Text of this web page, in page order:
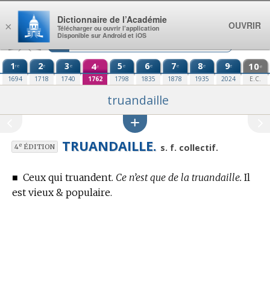
Aller au contenu
1re
1694
2e
1718
3e
1740
4e
1762
5e
1798
6e
1835
7e
1878
8e
1935
9e
2024
10e
E.C.
truandaille
4eÉDITION TRUANDAILLE. s. f. collectif.
■ Ceux qui truandent. Ce n’est que de la truandaille. Il
est vieux & populaire.
×
Dictionnaire de l’Académie
Télécharger ou ouvrir l’application
Disponible sur Android et iOS
OUVRIR